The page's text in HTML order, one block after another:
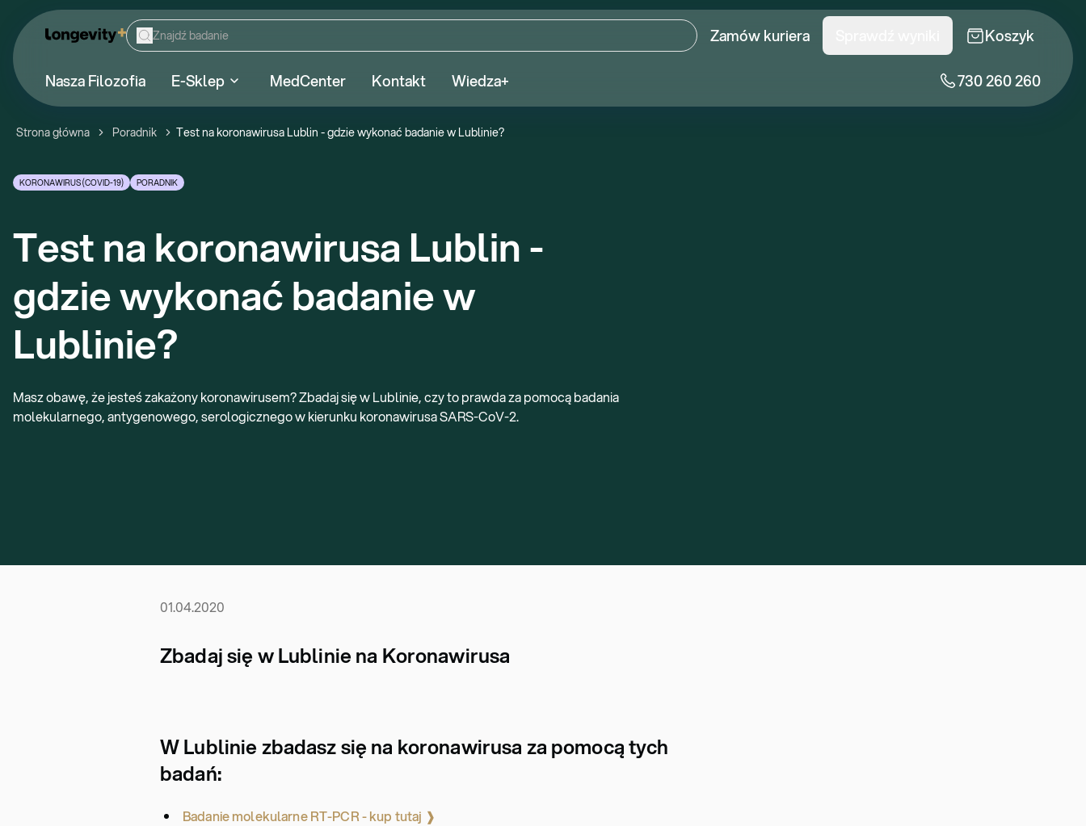
Zamów kuriera Koszyk
Nasza Filozofia E-Sklep MedCenter Kontakt Wiedza+ 730 260 260
Strona główna Poradnik Test na koronawirusa Lublin - gdzie wykonać badanie w Lublinie?
KORONAWIRUS (COVID-19) PORADNIK
Test na koronawirusa Lublin -
gdzie wykonać badanie w
Lublinie?
Masz obawę, że jesteś zakażony koronawirusem? Zbadaj się w Lublinie, czy to prawda za pomocą badania
molekularnego, antygenowego, serologicznego w kierunku koronawirusa SARS-CoV-2.
01.04.2020
Zbadaj się w Lublinie na Koronawirusa
W Lublinie zbadasz się na koronawirusa za pomocą tych
badań:
Badanie molekularne RT-PCR - kup tutaj ❱